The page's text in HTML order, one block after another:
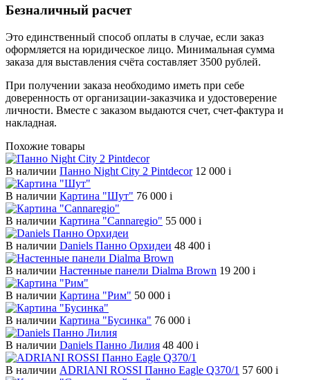
Безналичный расчет
Это единственный способ оплаты в случае, если заказ
оформляется на юридическое лицо. Минимальная сумма
заказа для выставления счёта составляет 3500 рублей.
При получении заказа необходимо иметь при себе
доверенность от организации-заказчика и удостоверение
личности. Вместе с заказом выдаются счет, счет-фактура и
накладная.
Похожие товары
В наличии Панно Night City 2 Pintdecor 12 000 i
В наличии Картина "Шут" 76 000 i
В наличии Картина "Cannaregio" 55 000 i
В наличии Daniels Панно Орхидеи 48 400 i
В наличии Настенные панели Dialma Brown 19 200 i
В наличии Картина "Рим" 50 000 i
В наличии Картина "Бусинка" 76 000 i
В наличии Daniels Панно Лилия 48 400 i
В наличии ADRIANI ROSSI Панно Eagle Q370/1 57 600 i